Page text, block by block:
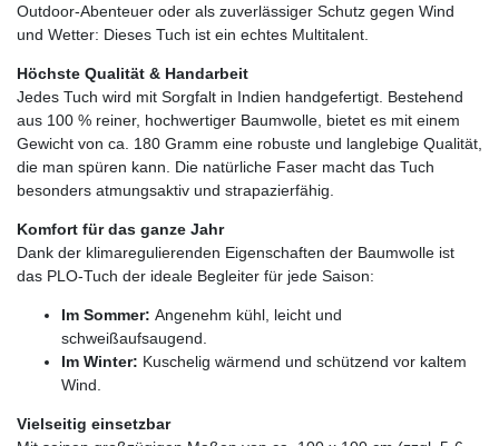
Outdoor-Abenteuer oder als zuverlässiger Schutz gegen Wind
und Wetter: Dieses Tuch ist ein echtes Multitalent.
Höchste Qualität & Handarbeit
Jedes Tuch wird mit Sorgfalt in Indien handgefertigt. Bestehend
aus 100 % reiner, hochwertiger Baumwolle, bietet es mit einem
Gewicht von ca. 180 Gramm eine robuste und langlebige Qualität,
die man spüren kann. Die natürliche Faser macht das Tuch
besonders atmungsaktiv und strapazierfähig.
Komfort für das ganze Jahr
Dank der klimaregulierenden Eigenschaften der Baumwolle ist
das PLO-Tuch der ideale Begleiter für jede Saison:
Im Sommer: Angenehm kühl, leicht und
schweißaufsaugend.
Im Winter: Kuschelig wärmend und schützend vor kaltem
Wind.
Vielseitig einsetzbar